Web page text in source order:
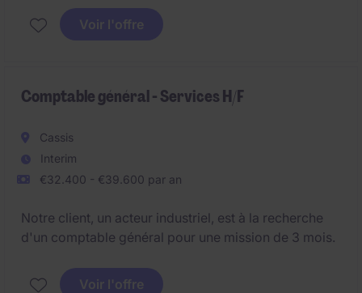
expertise comptable, une appétence pour la fiscalité
et une forte capacité à travailler avec des
Voir l'offre
Comptable général - Services H/F
Cassis
Interim
€32.400 - €39.600 par an
Notre client, un acteur industriel, est à la recherche
d'un comptable général pour une mission de 3 mois.
Voir l'offre